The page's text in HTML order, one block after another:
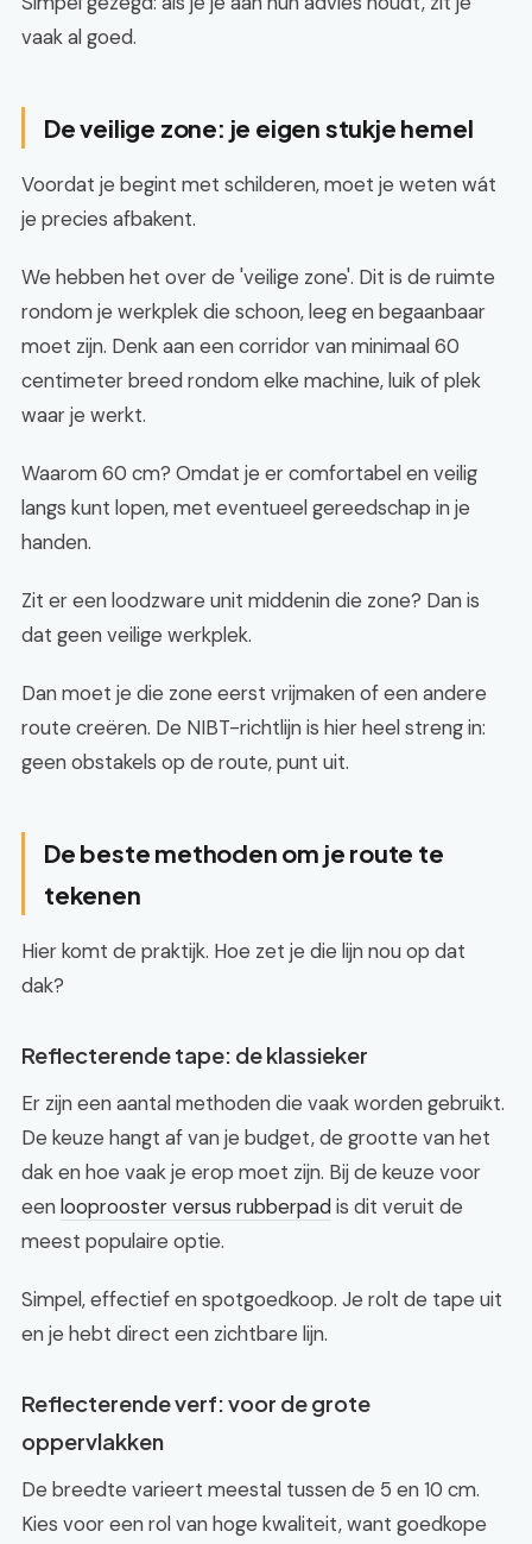
vaak al goed.
De veilige zone: je eigen stukje hemel
Voordat je begint met schilderen, moet je weten wát
je precies afbakent.
We hebben het over de 'veilige zone'. Dit is de ruimte
rondom je werkplek die schoon, leeg en begaanbaar
moet zijn. Denk aan een corridor van minimaal 60
centimeter breed rondom elke machine, luik of plek
waar je werkt.
Waarom 60 cm? Omdat je er comfortabel en veilig
langs kunt lopen, met eventueel gereedschap in je
handen.
Zit er een loodzware unit middenin die zone? Dan is
dat geen veilige werkplek.
Dan moet je die zone eerst vrijmaken of een andere
route creëren. De NIBT-richtlijn is hier heel streng in:
geen obstakels op de route, punt uit.
De beste methoden om je route te
tekenen
Hier komt de praktijk. Hoe zet je die lijn nou op dat
dak?
Reflecterende tape: de klassieker
Er zijn een aantal methoden die vaak worden gebruikt.
De keuze hangt af van je budget, de grootte van het
dak en hoe vaak je erop moet zijn. Bij de keuze voor
eenlooprooster versus rubberpadis dit veruit de
meest populaire optie.
Simpel, effectief en spotgoedkoop. Je rolt de tape uit
en je hebt direct een zichtbare lijn.
Reflecterende verf: voor de grote
oppervlakken
De breedte varieert meestal tussen de 5 en 10 cm.
Kies voor een rol van hoge kwaliteit, want goedkope